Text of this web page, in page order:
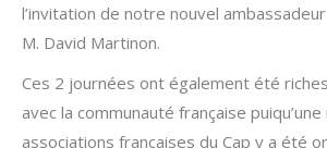
l’invitation de notre nouvel
M. David Martinon.
Ces 2 journées ont également été
avec la communauté française
associations françaises du Cap y a été